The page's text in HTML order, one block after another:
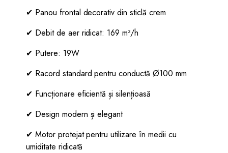
✔ Panou frontal decorativ din sticlă crem
✔ Debit de aer ridicat: 169 m³/h
✔ Putere: 19W
✔ Racord standard pentru conductă Ø100 mm
✔ Funcționare eficientă și silențioasă
✔ Design modern și elegant
✔ Motor protejat pentru utilizare în medii cu
umiditate ridicată